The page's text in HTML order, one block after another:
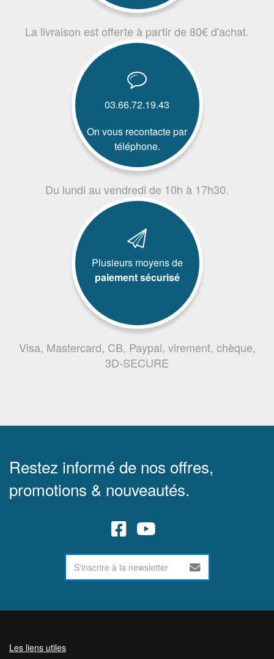
La livraison est offerte à partir de 80€ d'achat.
03.66.72.19.43
On vous recontacte par
téléphone.
Du lundi au vendredi de 10h à 17h30.
Plusieurs moyens de
paiement sécurisé
Visa, Mastercard, CB, Paypal, virement, chèque,
3D-SECURE
Restez informé de nos offres,
promotions & nouveautés.
Les liens utiles